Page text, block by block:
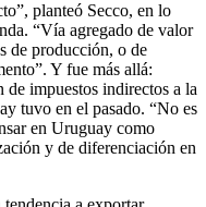
planteó Secco, en lo
“Vía agregado de valor
de producción, o de
Y fue más allá:
impuestos indirectos a la
tuvo en el pasado. “No es
en Uruguay como
y de diferenciación en